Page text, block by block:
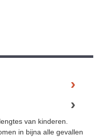
van kinderen.
in bijna alle gevallen